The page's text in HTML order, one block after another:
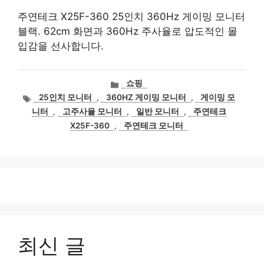
주연테크 X25F-360 25인치 360Hz 게이밍 모니터
블랙. 62cm 화면과 360Hz 주사율로 압도적인 몰
입감을 선사합니다.
카
테
고
리
쇼핑
태
그
25인치 모니터 , 360HZ 게이밍 모니터 ,
게이밍 모
니터
, 고주사율 모니터 , 일반 모니터 ,
주연테크
X25F-360 , 주연테크 모니터
최신 글